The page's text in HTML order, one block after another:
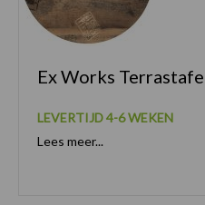
Ex Works
LEVERTIJD 4-6 WEKEN
Lees meer...